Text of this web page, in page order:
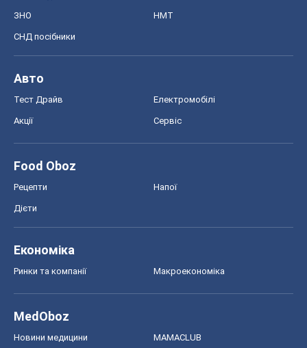
ЗНО НМТ
СНД посібники
Авто
Тест Драйв Електромобілі
Акції Сервіс
Food Oboz
Рецепти Напої
Дієти
Економіка
Ринки та компанії Макроекономіка
MedOboz
Новини медицини MAMACLUB